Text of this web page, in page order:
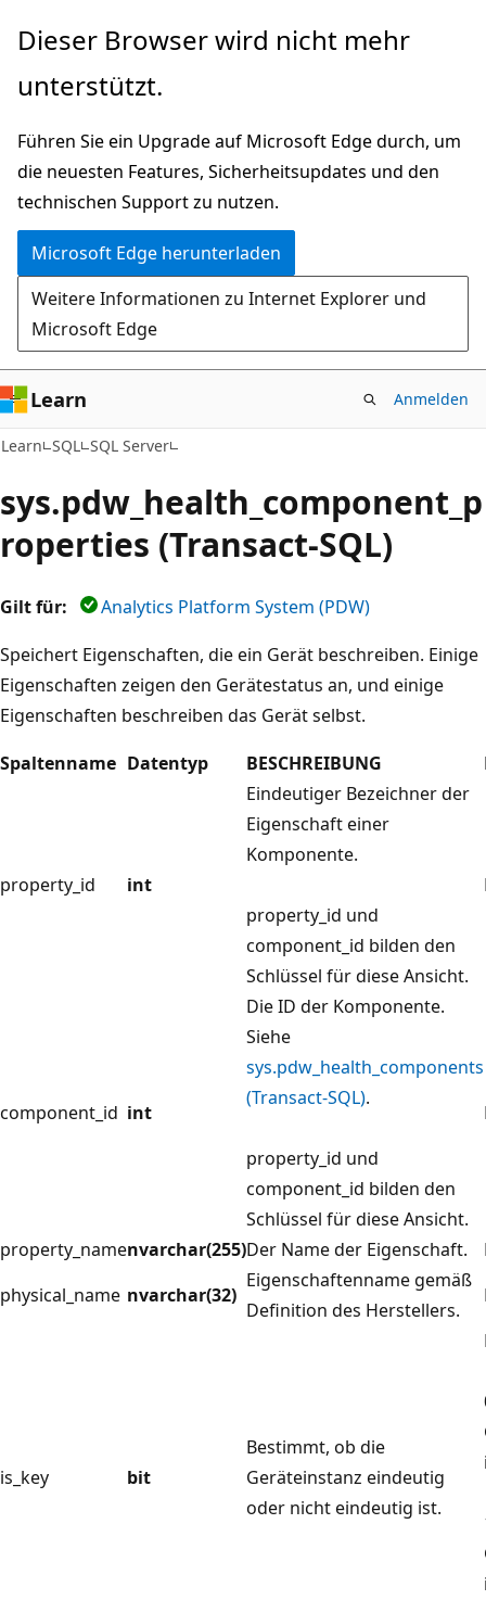
Zu
wechseln
Dieser Browser wird nicht mehr
unterstützt.
Führen Sie ein Upgrade auf Microsoft Edge durch, um
die neuesten Features, Sicherheitsupdates und den
technischen Support zu nutzen.
Microsoft Edge herunterladen
Weitere Informationen zu Internet Explorer und
Microsoft Edge
Learn Anmelden
Learn SQL SQL Server
sys.pdw_health_component_p
roperties (Transact-SQL)
Gilt für:
Analytics Platform System (PDW)
Speichert Eigenschaften, die ein Gerät beschreiben. Einige
Eigenschaften zeigen den Gerätestatus an, und einige
Eigenschaften beschreiben das Gerät selbst.
Spaltenname Datentyp BESCHREIBUNG
property_id int
Eindeutiger Bezeichner der
Eigenschaft einer
Komponente.
property_id und
component_id bilden den
Schlüssel für diese Ansicht.
component_id int
Die ID der Komponente.
Siehe
sys.pdw_health_components
(Transact-SQL).
property_id und
component_id bilden den
Schlüssel für diese Ansicht.
property_namenvarchar(255)Der Name der Eigenschaft.
physical_name nvarchar(32)
Eigenschaftenname gemäß
Definition des Herstellers.
is_key bit
Bestimmt, ob die
Geräteinstanz eindeutig
oder nicht eindeutig ist.